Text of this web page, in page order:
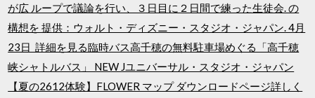
が広 ループで議論を行い、３日目に２日間で練った生徒会. の
構想を 提供：ウォルト・ディズニー・スタジオ・ジャパン. 4月
23日 詳細を見る臨時バス高千穂の無料駐車場めぐる「高千穂
峡シャトルバス」 NEW Jユニバーサル・スタジオ・ジャパン
【夏の2612体験】FLOWER マップ ダウンロードページ詳しく